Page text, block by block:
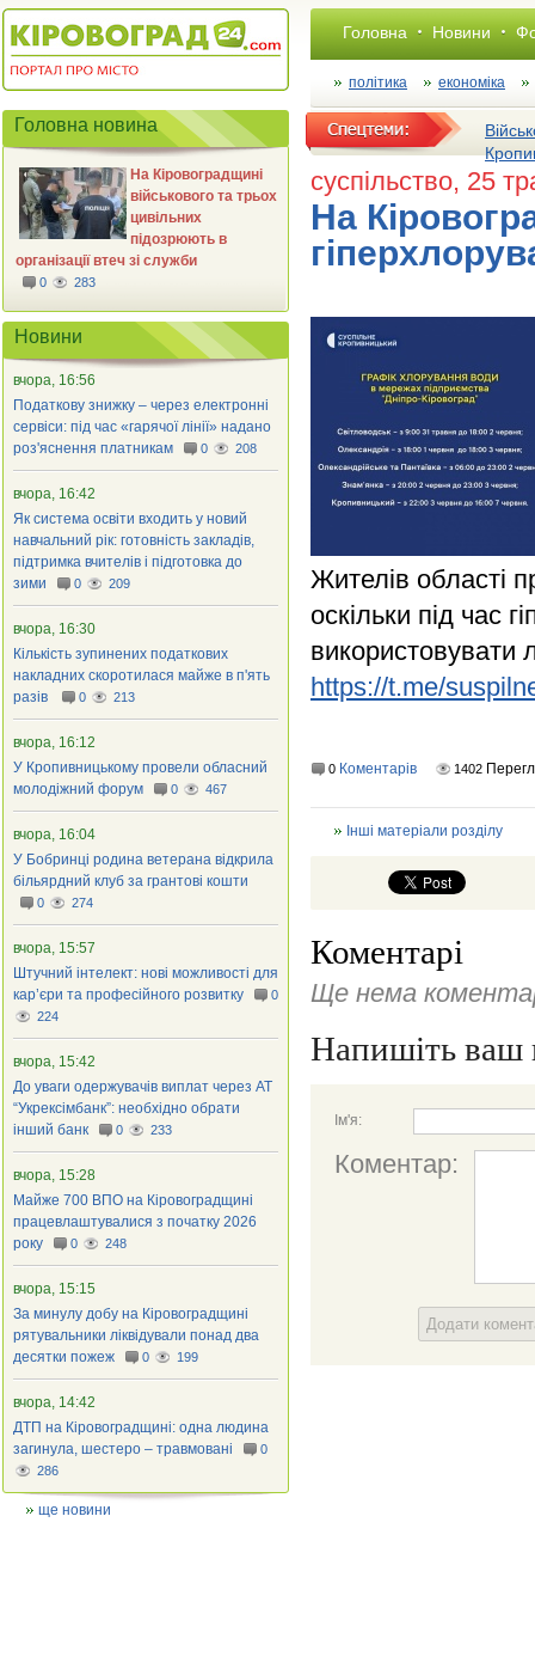
Головна Новини
політика економіка
суспільство, 25
На
Жителів області
оскільки під час
використовувати
https://t.me/
0 Коментарів 1402
Інші матеріали розділу
Коментарі
Ще нема
Напишіть ваш
Ім'я:
Коментар:
Додати
Головна новина
На Кіровоградщині
військового та трьох
цивільних
підозрюють в
організації втеч зі служби
0 283
Новини
вчора, 16:56
Податкову знижку – через електронні
сервіси: під час «гарячої лінії» надано
роз'яснення платникам
0 208
вчора, 16:42
Як система освіти входить у новий
навчальний рік: готовність закладів,
підтримка вчителів і підготовка до
зими
0 209
вчора, 16:30
Кількість зупинених податкових
накладних скоротилася майже в п'ять
разів
0 213
вчора, 16:12
У Кропивницькому провели обласний
молодіжний форум
0 467
вчора, 16:04
У Бобринці родина ветерана відкрила
більярдний клуб за грантові кошти
0 274
вчора, 15:57
Штучний інтелект: нові можливості для
кар’єри та професійного розвитку
0
224
вчора, 15:42
До уваги одержувачів виплат через АТ
“Укрексімбанк”: необхідно обрати
інший банк
0 233
вчора, 15:28
Майже 700 ВПО на Кіровоградщині
працевлаштувалися з початку 2026
року
0 248
вчора, 15:15
За минулу добу на Кіровоградщині
рятувальники ліквідували понад два
десятки пожеж
0 199
вчора, 14:42
ДТП на Кіровоградщині: одна людина
загинула, шестеро – травмовані
0
286
ще новини